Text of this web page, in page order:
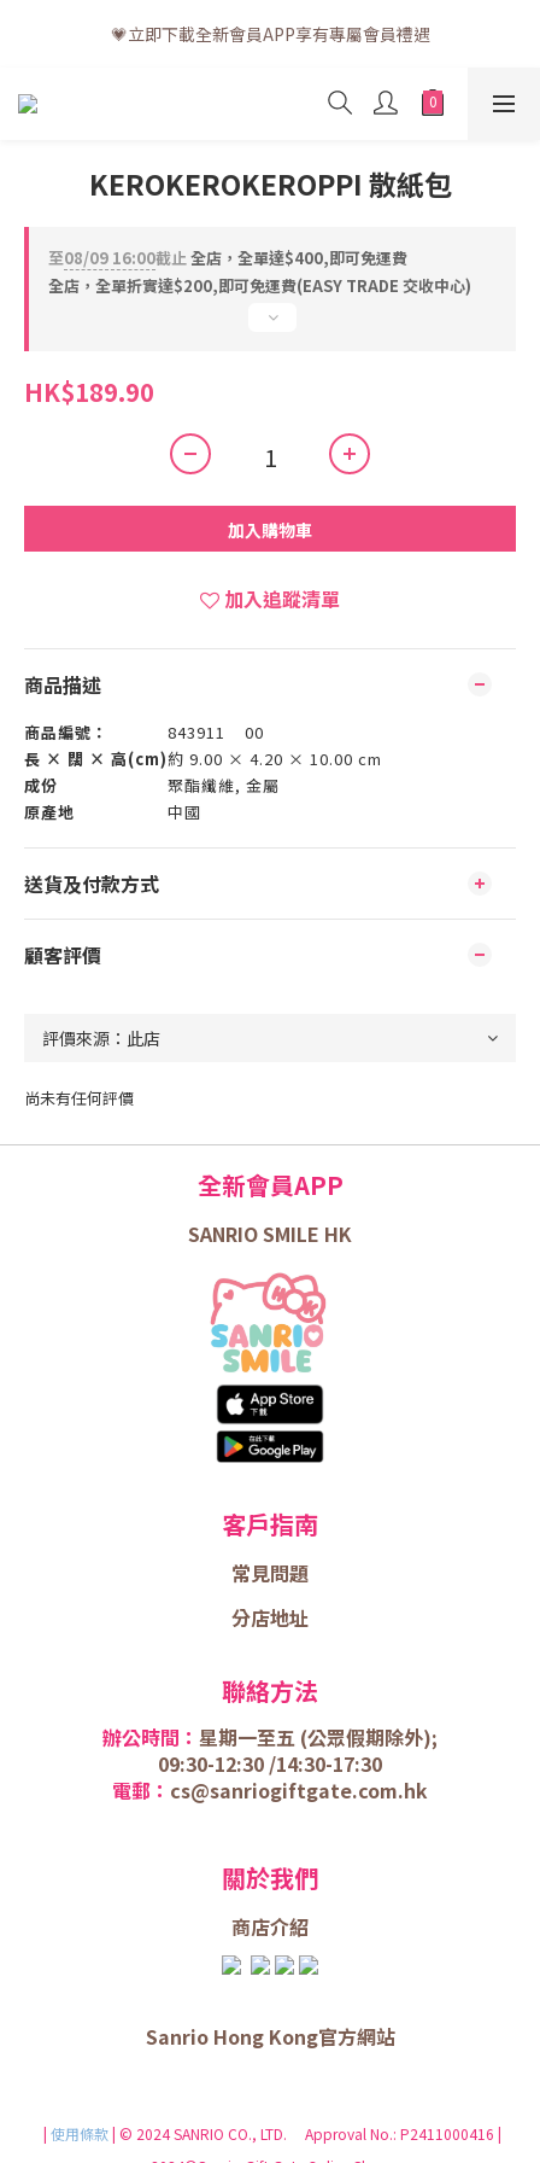
💗訂單一般送貨時間為3至5個工作天 (星期六、日及公眾假期並非
工作天)
💗立即下載全新會員APP享有專屬會員禮遇
💗訂單一般送貨時間為3至5個工作天 (星期六、日及公眾假期並非
KEROKEROKEROPPI 散紙包
至08/09 16:00截止全店，全單達$400,即可免運費
全店，全單折實達$200,即可免運費(EASY TRADE 交收中心)
HK$189.90
加入購物車
加入追蹤清單
商品描述
商品編號：
843911 00
長 × 闊 × 高(cm)約 9.00 × 4.20 × 10.00 cm
成份
聚酯纖維, 金屬
原產地
中國
送貨及付款方式
顧客評價
尚未有任何評價
全新會員APP
SANRIO SMILE HK
客戶指南
常見問題
分店地址
聯絡方法
辦公時間： 星期一至五 (公眾假期除外);
09:30-12:30 /14:30-17:30
電郵： cs@sanriogiftgate.com.hk
關於我們
商店介紹
Sanrio Hong Kong官方網站
| 使用條款| © 2024 SANRIO CO., LTD. Approval No.: P2411000416 |